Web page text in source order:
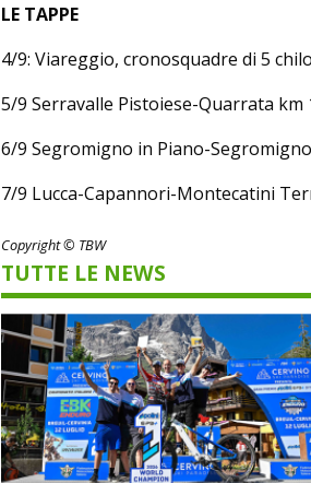
LE TAPPE
4/9: Viareggio, cronosquadre di 5
5/9 Serravalle Pistoiese-Quarrata
6/9 Segromigno in Piano-
7/9 Lucca-Capannori-Montecatini
Copyright © TBW
TUTTE LE NEWS